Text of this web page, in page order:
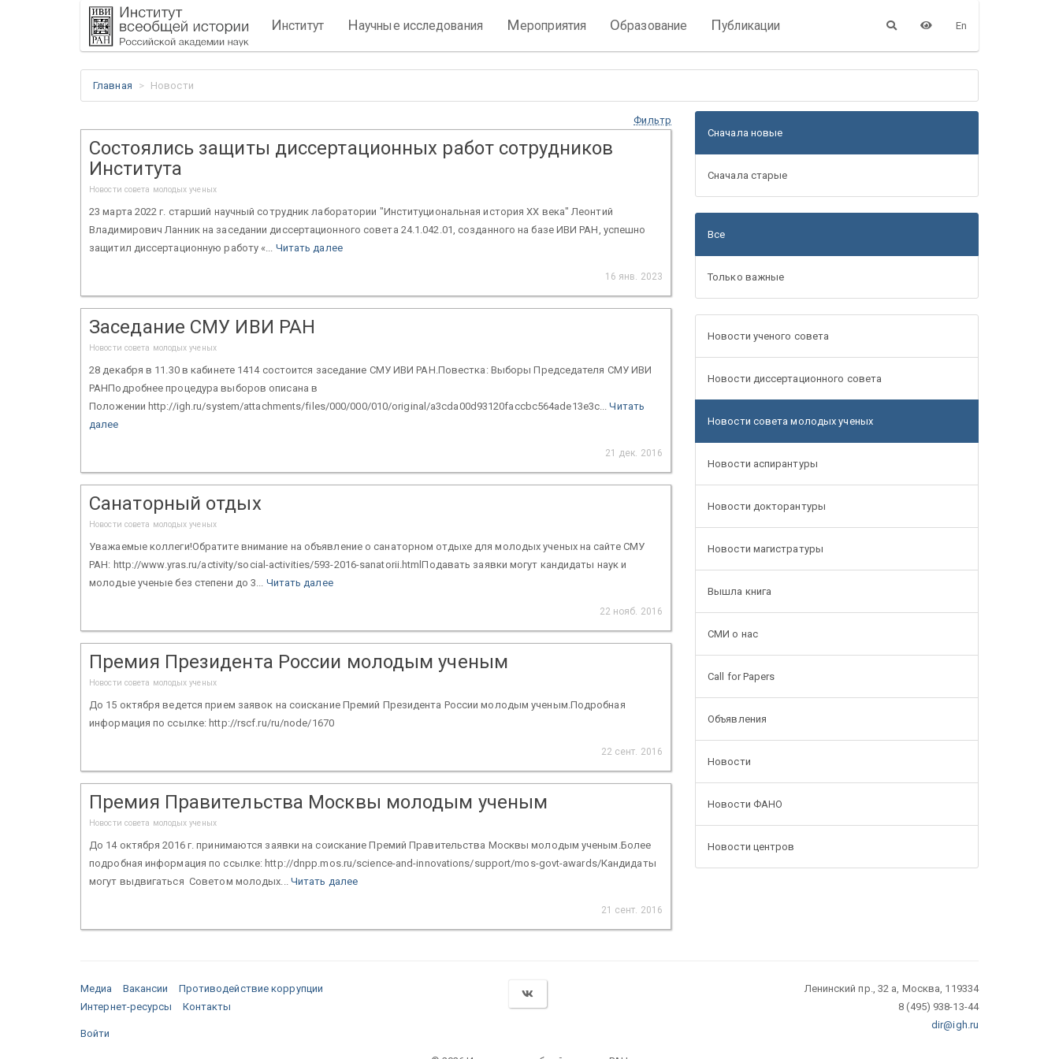
Институт Научные исследования Мероприятия Образование Публикации En
Главная Новости
Фильтр
Состоялись защиты диссертационных работ сотрудников
Института
Новости совета молодых ученых
23 марта 2022 г. старший научный сотрудник лаборатории "Институциональная история XX века" Леонтий
Владимирович Ланник на заседании диссертационного совета 24.1.042.01, созданного на базе ИВИ РАН, успешно
защитил диссертационную работу «... Читать далее
16 янв. 2023
Заседание СМУ ИВИ РАН
Новости совета молодых ученых
28 декабря в 11.30 в кабинете 1414 состоится заседание СМУ ИВИ РАН.Повестка: Выборы Председателя СМУ ИВИ
РАНПодробнее процедура выборов описана в
Положении http://igh.ru/system/attachments/files/000/000/010/original/a3cda00d93120faccbc564ade13e3c...Читать
далее
21 дек. 2016
Санаторный отдых
Новости совета молодых ученых
Уважаемые коллеги!Обратите внимание на объявление о санаторном отдыхе для молодых ученых на сайте СМУ
РАН: http://www.yras.ru/activity/social-activities/593-2016-sanatorii.htmlПодавать заявки могут кандидаты наук и
молодые ученые без степени до 3... Читать далее
22 нояб. 2016
Премия Президента России молодым ученым
Новости совета молодых ученых
До 15 октября ведется прием заявок на соискание Премий Президента России молодым ученым.Подробная
информация по ссылке: http://rscf.ru/ru/node/1670
22 сент. 2016
Премия Правительства Москвы молодым ученым
Новости совета молодых ученых
До 14 октября 2016 г. принимаются заявки на соискание Премий Правительства Москвы молодым ученым.Более
подробная информация по ссылке: http://dnpp.mos.ru/science-and-innovations/support/mos-govt-awards/Кандидаты
могут выдвигаться Советом молодых... Читать далее
21 сент. 2016
Сначала новые
Сначала старые
Все
Только важные
Новости ученого совета
Новости диссертационного совета
Новости совета молодых ученых
Новости аспирантуры
Новости докторантуры
Новости магистратуры
Вышла книга
СМИ о нас
Call for Papers
Объявления
Новости
Новости ФАНО
Новости центров
Медиа Вакансии
Противодействие коррупции
Интернет-ресурсы
Контакты
Войти
Ленинский пр., 32 а, Москва, 119334
8 (495) 938-13-44
dir@igh.ru